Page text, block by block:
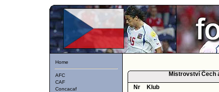
Home
AFC
CAF
Concacaf
Mistrovství Čech
Nr
Klub